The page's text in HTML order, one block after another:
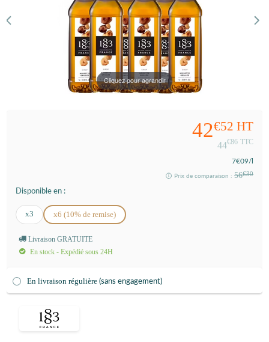
Cliquez pour agrandir
42€52 HT
44€86 TTC
7€09/l
Prix de comparaison : 56€30
Disponible en :
x3 x6 (10% de remise)
Livraison GRATUITE
En stock - Expédié sous 24H
En livraison régulière (sans engagement)